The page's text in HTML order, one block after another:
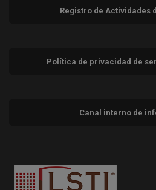
Registro de Actividades
Política de privacidad de
Canal interno de